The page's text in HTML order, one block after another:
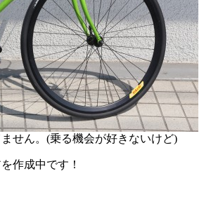
せん。(乗る機会が好きないけど)
作成中です！